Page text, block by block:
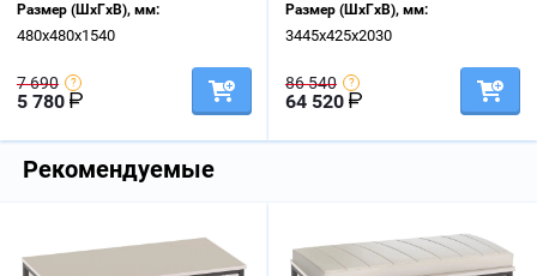
Рекомендуемые
Размер (ШхГхВ), мм:
480х480х1540
7 690
5 780
Размер (ШхГхВ), мм:
3445х425х2030
86 540
64 520